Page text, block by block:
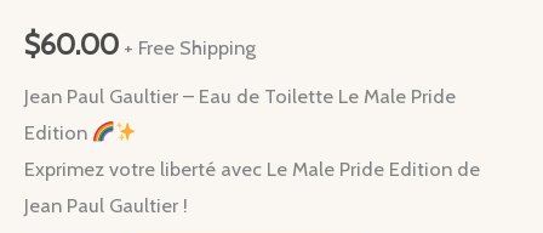
$60.00 + Free Shipping
Jean Paul Gaultier – Eau de Toilette Le Male Pride
Edition
Exprimez votre liberté avec Le Male Pride Edition de
Jean Paul Gaultier !